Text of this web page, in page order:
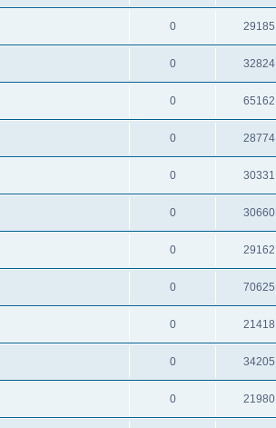
0 29185
0 32824
0 65162
0 28774
0 30331
0 30660
0 29162
0 70625
0 21418
0 34205
0 21980